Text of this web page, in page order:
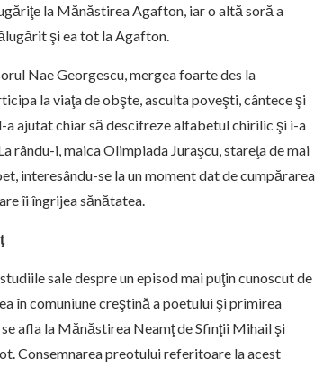
la Mănăstirea Agafton, iar o altă soră a
şi ea tot la Agafton.
Nae Georgescu, mergea foarte des la
la viaţa de obşte, asculta poveşti, cântece şi
ajutat chiar să descifreze alfabetul chirilic şi i-a
rându-i, maica Olimpiada Juraşcu, stareţa de mai
interesându-se la un moment dat de cumpărarea
îi îngrijea sănătatea.
sale despre un episod mai puţin cunoscut de
în comuniune creştină a poetului şi primirea
afla la Mănăstirea Neamţ de Sfinţii Mihail şi
Consemnarea preotului referitoare la acest